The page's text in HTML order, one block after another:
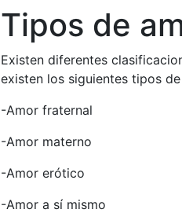
Tipos de
Existen diferentes
existen los siguientes tipos
-Amor fraternal
-Amor materno
-Amor erótico
-Amor a sí mismo